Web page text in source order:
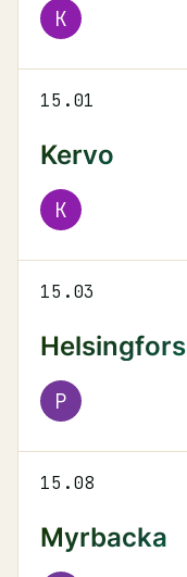
K
15.01
Kervo
K
15.03
Helsingfors
P
15.08
Myrbacka